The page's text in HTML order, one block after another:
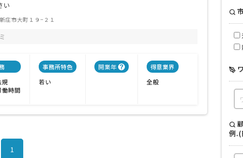
い
庄市大町１９−２１
規
働時間
事務所特色
若い
開業年
得意業界
全般
1
例.(